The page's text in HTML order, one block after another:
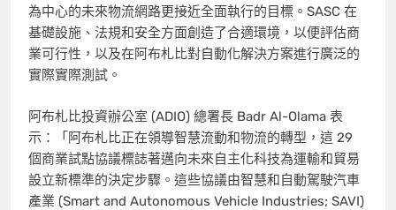
為中心的未來物流網路更接近全面執行的目標。SASC 在
基礎設施、法規和安全方面創造了合適環境，以便評估商
業可行性，以及在阿布札比對自動化解決方案進行廣泛的
實際實際測試。
阿布札比投資辦公室 (ADIO) 總署長 Badr Al-Olama 表
示：「阿布札比正在領導智慧流動和物流的轉型，這 29
個商業試點協議標誌著邁向未來自主化科技為運輸和貿易
設立新標準的決定步驟。這些協議由智慧和自動駕駛汽車
產業 (Smart and Autonomous Vehicle Industries; SAVI)